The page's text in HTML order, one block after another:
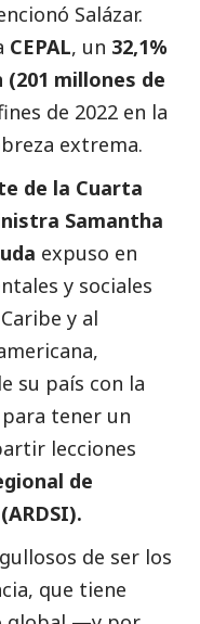
Salázar.
CEPAL, un 32,1%
millones de
de 2022 en la
extrema.
de la Cuarta
Samantha
expuso en
y sociales
y al
su país con la
tener un
lecciones
de
de ser los
que tiene